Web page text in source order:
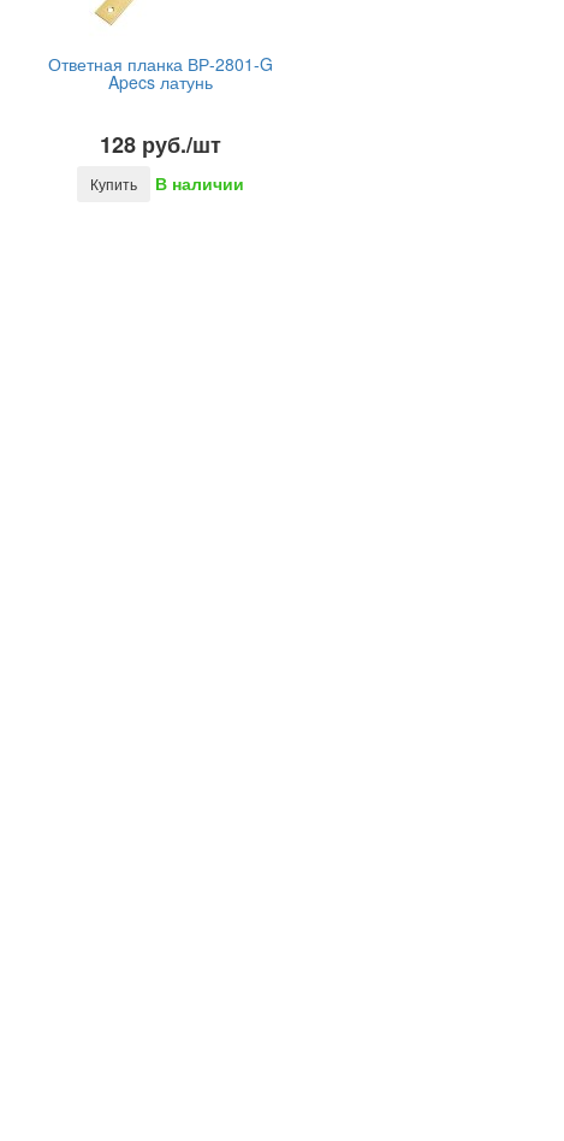
Ответная планка ВР-2801-G
Apecs латунь
128 руб./шт
Купить В наличии